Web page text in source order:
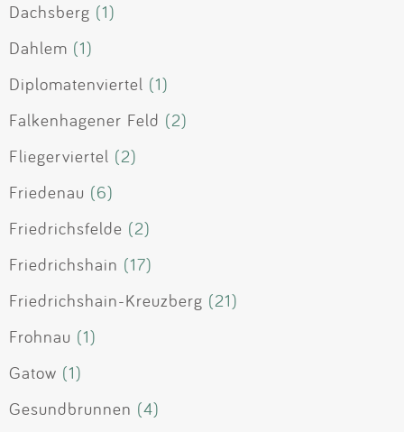
Dachsberg (1)
Dahlem (1)
Diplomatenviertel (1)
Falkenhagener Feld (2)
Fliegerviertel (2)
Friedenau (6)
Friedrichsfelde (2)
Friedrichshain (17)
Friedrichshain-Kreuzberg (21)
Frohnau (1)
Gatow (1)
Gesundbrunnen (4)